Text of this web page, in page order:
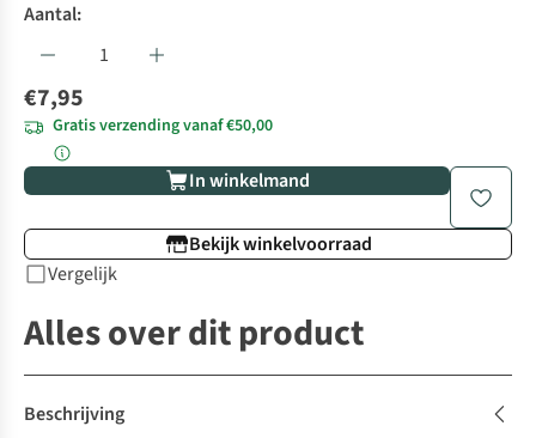
Aantal:
€7,95
Gratis verzending vanaf €50,00
In winkelmand
Bekijk winkelvoorraad
Vergelijk
Alles over dit product
Beschrijving